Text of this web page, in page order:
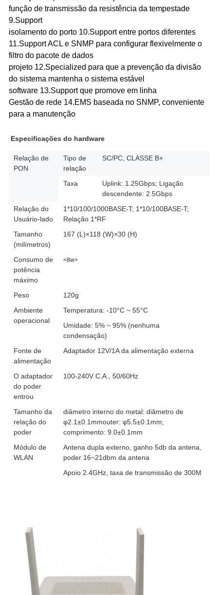
função de transmissão da resistência da tempestade
9.Support
isolamento do porto 10.Support entre portos diferentes
11.Support ACL e SNMP para configurar flexivelmente o
filtro do pacote de dados
projeto 12.Specialized para que a prevenção da divisão
do sistema mantenha o sistema estável
software 13.Support que promove em linha
Gestão de rede 14.EMS baseada no SNMP, conveniente
para a manutenção
Especificações do hardware
Relação de
PON
Tipo de
relação
SC/PC, CLASSE B+
Taxa
Uplink: 1.25Gbps; Ligação
descendente: 2.5Gbps
Relação do
Usuário-lado
1*10/100/1000BASE-T; 1*10/100BASE-T;
Relação 1*RF
Tamanho
(milímetros)
167 (L)×118 (W)×30 (H)
Consumo de
potência
máximo
<8w>
Peso
120g
Ambiente
operacional
Temperatura: -10°C ~ 55°C
Umidade: 5% ~ 95% (nenhuma
condensação)
Fonte de
alimentação
Adaptador 12V/1A da alimentação externa
O adaptador
do poder
entrou
100-240V C.A., 50/60Hz
Tamanho da
relação do
poder
diâmetro interno do metal: diâmetro de
φ2.1±0.1mmouter: φ5.5±0.1mm;
comprimento: 9.0±0.1mm
Módulo de
WLAN
Antena dupla externo, ganho 5db da antena,
poder 16~21dbm da antena
Apoio 2.4GHz, taxa de transmissão de 300M